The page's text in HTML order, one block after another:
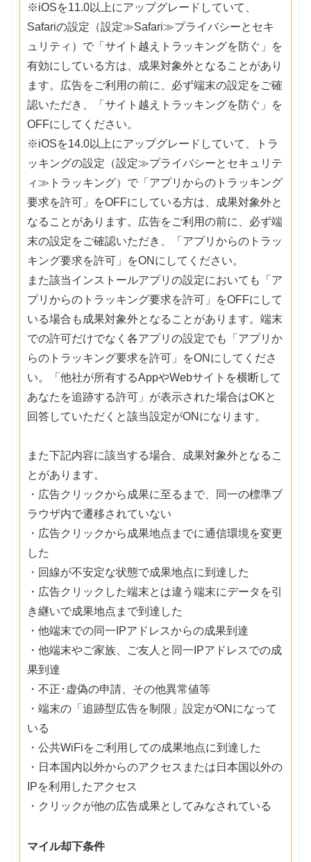
※iOSを11.0以上にアップグレードしていて、
Safariの設定（設定≫Safari≫プライバシーとセキ
ュリティ）で「サイト越えトラッキングを防ぐ」を
有効にしている方は、成果対象外となることがあり
ます。広告をご利用の前に、必ず端末の設定をご確
認いただき、「サイト越えトラッキングを防ぐ」を
OFFにしてください。
※iOSを14.0以上にアップグレードしていて、トラ
ッキングの設定（設定≫プライバシーとセキュリテ
ィ≫トラッキング）で「アプリからのトラッキング
要求を許可」をOFFにしている方は、成果対象外と
なることがあります。広告をご利用の前に、必ず端
末の設定をご確認いただき、「アプリからのトラッ
キング要求を許可」をONにしてください。
また該当インストールアプリの設定においても「ア
プリからのトラッキング要求を許可」をOFFにして
いる場合も成果対象外となることがあります。端末
での許可だけでなく各アプリの設定でも「アプリか
らのトラッキング要求を許可」をONにしてくださ
い。「他社が所有するAppやWebサイトを横断して
あなたを追跡する許可」が表示された場合はOKと
回答していただくと該当設定がONになります。
また下記内容に該当する場合、成果対象外となるこ
とがあります。
・広告クリックから成果に至るまで、同一の標準ブ
ラウザ内で遷移されていない
・広告クリックから成果地点までに通信環境を変更
した
・回線が不安定な状態で成果地点に到達した
・広告クリックした端末とは違う端末にデータを引
き継いで成果地点まで到達した
・他端末での同一IPアドレスからの成果到達
・他端末やご家族、ご友人と同一IPアドレスでの成
果到達
・不正･虚偽の申請、その他異常値等
・端末の「追跡型広告を制限」設定がONになって
いる
・公共WiFiをご利用しての成果地点に到達した
・日本国内以外からのアクセスまたは日本国以外の
IPを利用したアクセス
・クリックが他の広告成果としてみなされている
マイル却下条件